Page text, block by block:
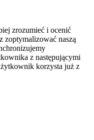
zrozumieć i ocenić
zoptymalizować naszą
z następującymi
korzysta już z